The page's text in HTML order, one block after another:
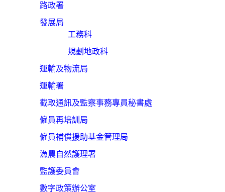
路政署
發展局
工務科
規劃地政科
運輸及物流局
運輸署
截取通訊及監察事務專員秘書處
僱員再培訓局
僱員補償援助基金管理局
漁農自然護理署
監護委員會
數字政策辦公室